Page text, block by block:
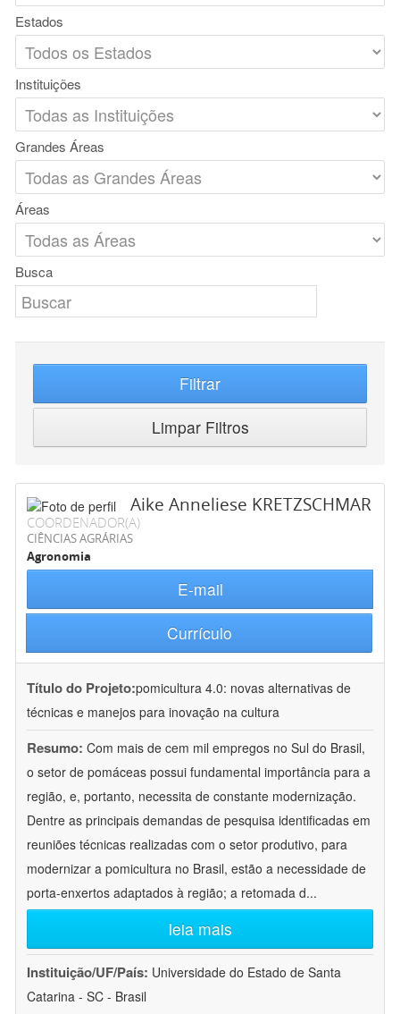
Estados
Instituições
Grandes Áreas
Áreas
Busca
Filtrar
Limpar Filtros
Aike Anneliese KRETZSCHMAR
COORDENADOR(A)
CIÊNCIAS AGRÁRIAS
Agronomia
E-mail
Currículo
Título do Projeto:pomicultura 4.0: novas alternativas de
técnicas e manejos para inovação na cultura
Resumo: Com mais de cem mil empregos no Sul do Brasil,
o setor de pomáceas possui fundamental importância para a
região, e, portanto, necessita de constante modernização.
Dentre as principais demandas de pesquisa identificadas em
reuniões técnicas realizadas com o setor produtivo, para
modernizar a pomicultura no Brasil, estão a necessidade de
porta-enxertos adaptados à região; a retomada d...
leia mais
Instituição/UF/País: Universidade do Estado de Santa
Catarina - SC - Brasil